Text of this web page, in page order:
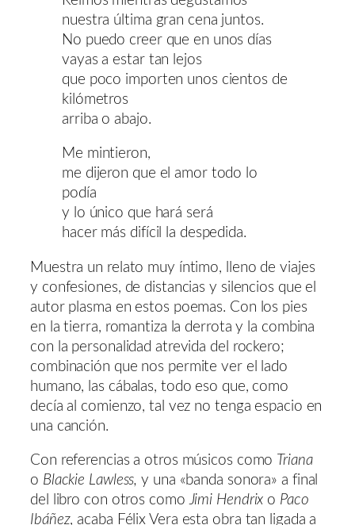
nuestra última gran cena juntos.
No puedo creer que en unos días
vayas a estar tan lejos
que poco importen unos cientos de
kilómetros
arriba o abajo.
Me mintieron,
me dijeron que el amor todo lo
podía
y lo único que hará será
hacer más difícil la despedida.
Muestra un relato muy íntimo, lleno de viajes
y confesiones, de distancias y silencios que el
autor plasma en estos poemas. Con los pies
en la tierra, romantiza la derrota y la combina
con la personalidad atrevida del rockero;
combinación que nos permite ver el lado
humano, las cábalas, todo eso que, como
decía al comienzo, tal vez no tenga espacio en
una canción.
Con referencias a otros músicos como Triana
o Blackie Lawless,y una «banda sonora» a final
del libro con otros comoJimi Hendrix o Paco
Ibáñez, acaba Félix Vera esta obra tan ligada a